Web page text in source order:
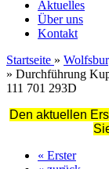
Aktuelles
Über uns
Kontakt
Startseite »
» Durchführung
111 701 293D
Den aktuellen
« Erster